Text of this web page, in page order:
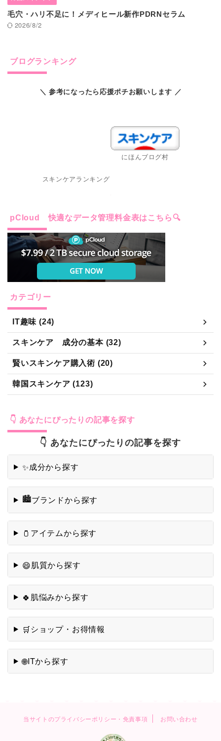
毛穴・ハリ不足に！メディヒール新作PDRNセラム
2026/8/2
ブログランキング
＼ 参考になったら応援ポチお願いします ／
にほんブログ村
カテゴリー
IT趣味 (24)
スキンケア 成分の基本 (32)
賢いスキンケア購入術 (20)
韓国スキンケア (123)
👇 あなたにぴったりの記事を探す
👇 あなたにぴったりの記事を探す
✨成分から探す
🏙️ブランドから探す
🫙アイテムから探す
😄肌質から探す
🍀肌悩みから探す
🛒ショップ・お得情報
🌐ITから探す
当サイトのプライバシーポリシー・免責事項 お問い合わせ